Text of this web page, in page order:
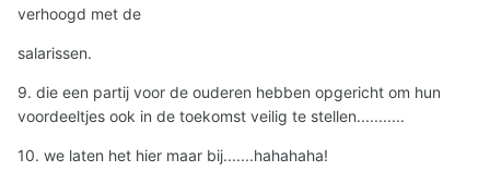
verhoogd met de
salarissen.
9. die een partij voor de ouderen hebben opgericht om hun
voordeeltjes ook in de toekomst veilig te stellen...........
10. we laten het hier maar bij.......hahahaha!